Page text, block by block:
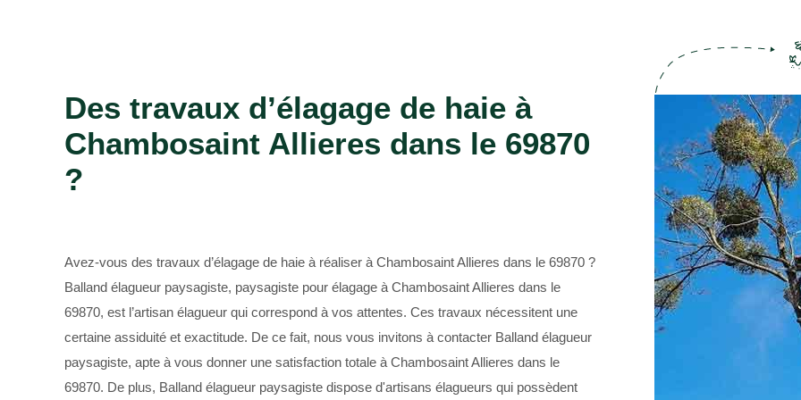
Des travaux d’élagage de haie à
Chambosaint Allieres dans le 69870
?
Avez-vous des travaux d’élagage de haie à réaliser à Chambosaint Allieres dans le 69870 ?
Balland élagueur paysagiste, paysagiste pour élagage à Chambosaint Allieres dans le
69870, est l’artisan élagueur qui correspond à vos attentes. Ces travaux nécessitent une
certaine assiduité et exactitude. De ce fait, nous vous invitons à contacter Balland élagueur
paysagiste, apte à vous donner une satisfaction totale à Chambosaint Allieres dans le
69870. De plus, Balland élagueur paysagiste dispose d'artisans élagueurs qui possèdent